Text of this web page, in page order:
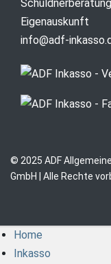
Schuldnerberatung
Eigenauskunft
info@adf-
© 2025 ADF
GmbH | Alle Rechte
Home
Inkasso